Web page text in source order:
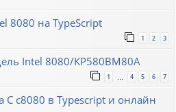
i
t
8080 на TypeScript
1 2 3
Intel 8080/КР580ВМ80А
1 … 4 5 6 7
С с8080 в Typescript и онлайн